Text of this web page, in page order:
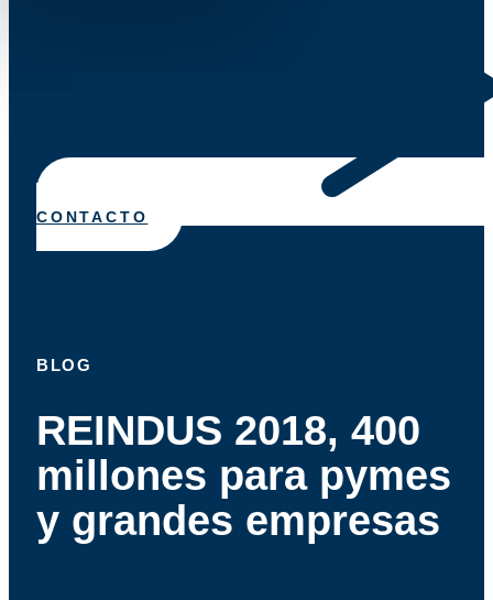
CONTACTO
BLOG
REINDUS 2018, 400
millones para pymes
y grandes empresas